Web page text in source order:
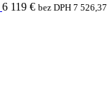
6 119 € bez DPH 7 526,37